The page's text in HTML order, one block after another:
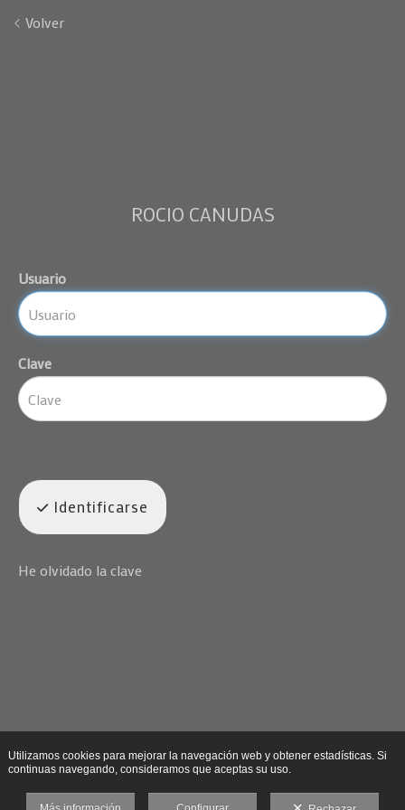
Volver
ROCIO CANUDAS
Usuario
Clave
Identificarse
He olvidado la clave
Utilizamos cookies para mejorar la navegación web y obtener estadísticas. Si
continuas navegando, consideramos que aceptas su uso.